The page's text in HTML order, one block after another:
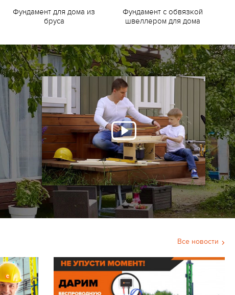
Фундамент для дома из
бруса
Фундамент с обвязкой
швеллером для дома
Все новости